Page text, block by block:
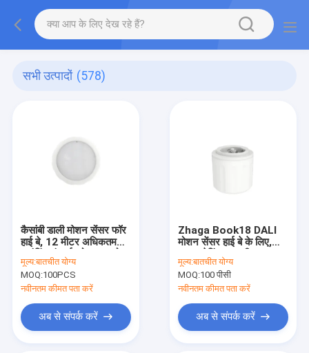
सभी उत्पादों (578)
कैसांबी डाली मोशन सेंसर फॉर
हाई बे, 12 मीटर अधिकतम
माउंटिंग ऊंचाई, गोदाम उपयोग
के लिए उपयुक्त
मूल्य:बातचीत योग्य
MOQ:100PCS
नवीनतम कीमत पता करें
अब से संपर्क करें
Zhaga Book18 DALI
मोशन सेंसर हाई बे के लिए,
IP65 रेटिंग, 12 मीटर
अधिकतम स्थापना ऊंचाई
मूल्य:बातचीत योग्य
MOQ:100 पीसी
नवीनतम कीमत पता करें
अब से संपर्क करें